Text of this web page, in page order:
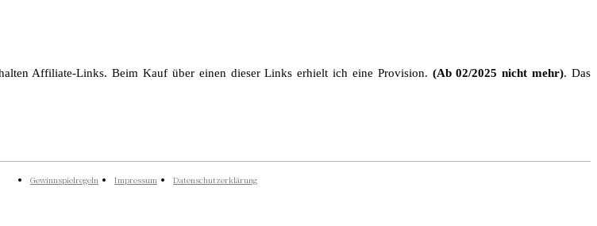
Affiliate-Links. Beim Kauf über einen dieser Links erhielt ich eine Provision. (Ab 02/2025 nicht mehr). Das
Gewinnspielregeln Impressum Datenschutzerklärung